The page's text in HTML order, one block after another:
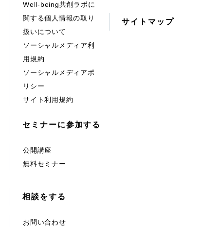
Well-being共創ラボに
関する個人情報の取り
扱いについて
ソーシャルメディア利
用規約
ソーシャルメディアポ
リシー
サイト利用規約
サイトマップ
セミナーに参加する
公開講座
無料セミナー
相談をする
お問い合わせ